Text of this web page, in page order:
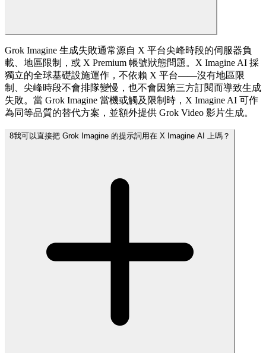
Grok Imagine 生成失敗通常源自 X 平台尖峰時段的伺服器負
載、地區限制，或 X Premium 帳號狀態問題。X Imagine AI 採
獨立的全球基礎設施運作，不依賴 X 平台——沒有地區限
制、尖峰時段不會排隊變慢，也不會因第三方訂閱而導致生成
失敗。當 Grok Imagine 當機或觸及限制時，X Imagine AI 可作
為同等品質的替代方案，並額外提供 Grok Video 影片生成。
8我可以直接把 Grok Imagine 的提示詞用在 X Imagine AI 上嗎？